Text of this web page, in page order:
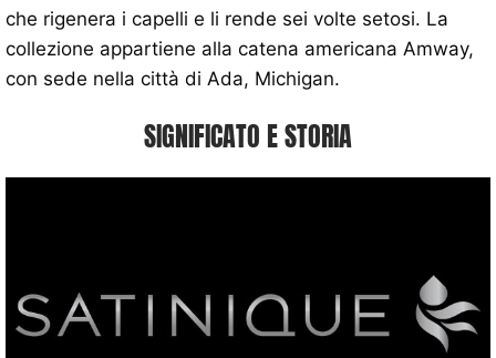
che rigenera i capelli e li rende sei volte setosi. La
collezione appartiene alla catena americana Amway,
con sede nella città di Ada, Michigan.
SIGNIFICATO E STORIA